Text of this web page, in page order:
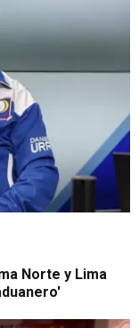
Norte y Lima